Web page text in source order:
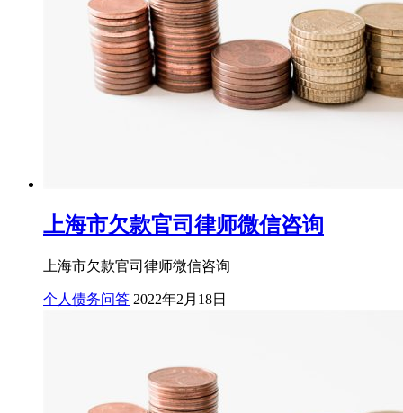
上海市欠款官司律师微信咨询
上海市欠款官司律师微信咨询
个人债务问答 2022年2月18日